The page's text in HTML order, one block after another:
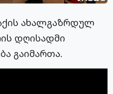
ახალგაზრდულ
დღისადმი
გაიმართა.